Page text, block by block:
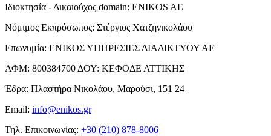
Ιδιοκτησία - Δικαιούχος domain: ENIKOS AE
Νόμιμος Εκπρόσωπος: Στέργιος Χατζηνικολάου
Επωνυμία: ΕΝΙΚΟΣ ΥΠΗΡΕΣΙΕΣ ΔΙΑΔΙΚΤΥΟΥ ΑΕ
ΑΦΜ: 800384700 ΔΟΥ: ΚΕΦΟΔΕ ΑΤΤΙΚΗΣ
Έδρα: Πλαστήρα Νικολάου, Μαρούσι, 151 24
Email: info@enikos.gr
Τηλ. Επικοινωνίας: +30 (210) 878-8006